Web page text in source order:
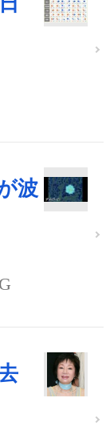
波